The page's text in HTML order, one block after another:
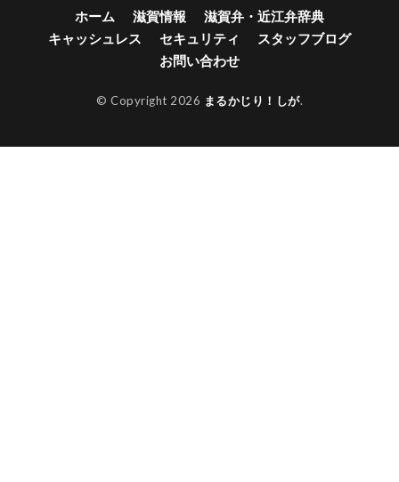
ホーム 滋賀情報
滋賀弁・近江弁辞典
キャッシュレス
セキュリティ
スタッフブログ
お問い合わせ
© Copyright 2026 まるかじり！しが.